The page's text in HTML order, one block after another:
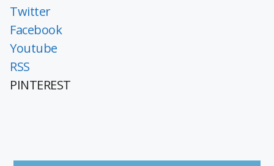
Twitter
Facebook
Youtube
RSS
PINTEREST